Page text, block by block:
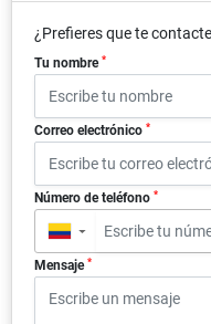
¿Prefieres que te
Tu nombre *
Correo electrónico *
Número de teléfono *
▼
Mensaje *